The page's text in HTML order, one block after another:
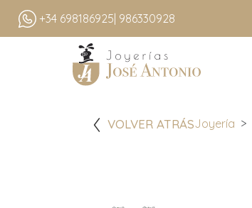
+34 698186925 | 986330928
VOLVER ATRÁSJoyería